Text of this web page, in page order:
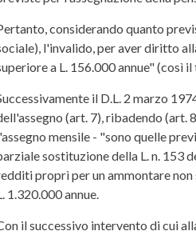
considerando quanto
l'invalido, per aver diritto
a L. 156.000 annue" (così
il D.L. 2 marzo
(art. 7), ribadendo (art.
mensile - "sono quelle
sostituzione della L. n. 153
proprì per un ammontare non
1.320.000 annue.
il successivo intervento di cui